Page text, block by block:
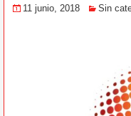
11 junio, 2018 Sin